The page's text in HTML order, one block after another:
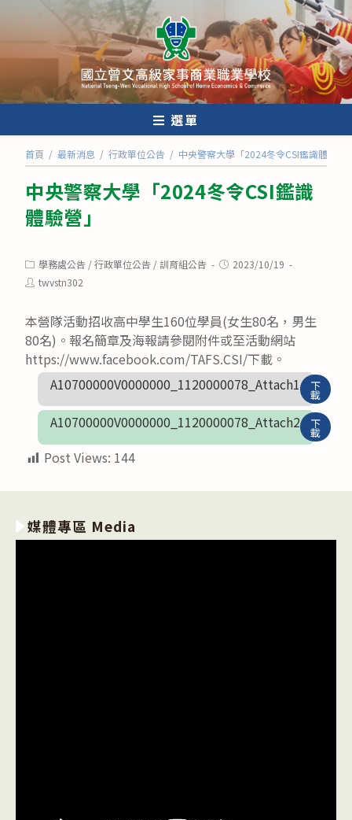
內
選單
首頁 / 最新消息 / 行政單位公告 / 中央警察大學「2024冬令CSI鑑識體驗營
中央警察大學「2024冬令CSI鑑識
體驗營」
Post
category:
學務處公告 /行政單位公告 /訓育組公告
Post2023/10/19
Posttwvstn302
本營隊活動招收高中學生160位學員(女生80名，男生
80名)。報名簡章及海報請參閱附件或至活動網站
https://www.facebook.com/TAFS.CSI/下載。
A10700000V0000000_1120000078_Attach1
下
載
A10700000V0000000_1120000078_Attach2 下
載
Post Views: 144
媒體專區 Media